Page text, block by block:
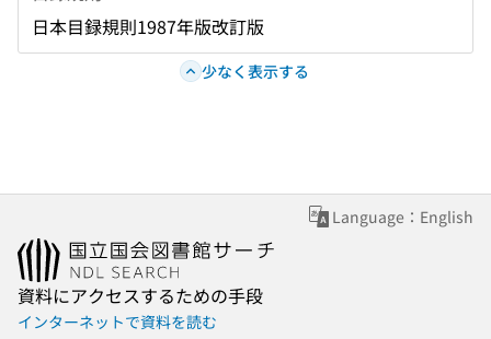
日本目録規則1987年版改訂版
少なく表示する
Language：English
資料にアクセスするための手段
インターネットで資料を読む